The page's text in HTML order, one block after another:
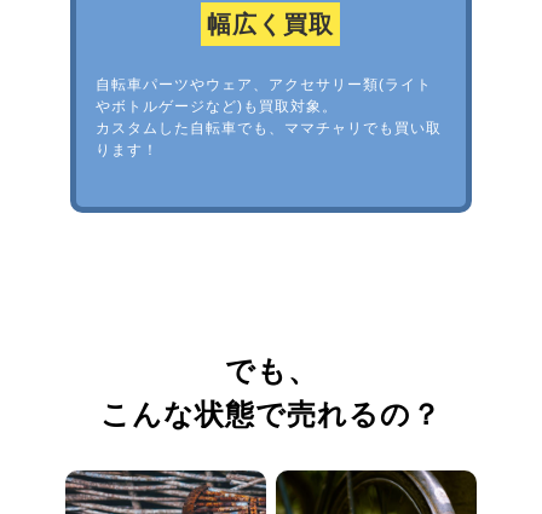
幅広く買取
自転車パーツやウェア、アクセサリー類(ライト
やボトルゲージなど)も買取対象。
カスタムした自転車でも、ママチャリでも買い取
ります！
でも、
こんな状態で売れるの？